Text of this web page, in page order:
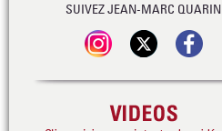
SUIVEZ JEAN-MARC QUARIN